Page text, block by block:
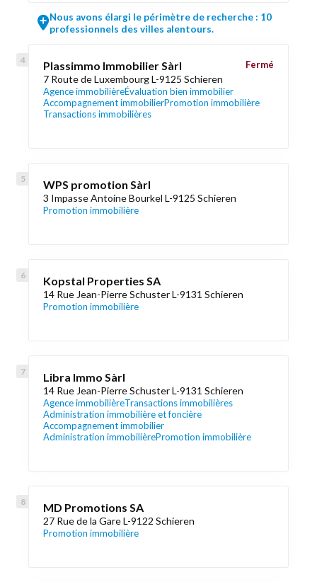
Nous avons élargi le périmètre de recherche : 10
professionnels des villes alentours.
Plassimmo Immobilier Sàrl
7 Route de Luxembourg L-9125 Schieren
Agence immobilièreÉvaluation bien immobilier
Accompagnement immobilierPromotion immobilière
Transactions immobilières
Fermé
WPS promotion Sàrl
3 Impasse Antoine Bourkel L-9125 Schieren
Promotion immobilière
Kopstal Properties SA
14 Rue Jean-Pierre Schuster L-9131 Schieren
Promotion immobilière
Libra Immo Sàrl
14 Rue Jean-Pierre Schuster L-9131 Schieren
Agence immobilièreTransactions immobilières
Administration immobilière et foncière
Accompagnement immobilier
Administration immobilièrePromotion immobilière
MD Promotions SA
27 Rue de la Gare L-9122 Schieren
Promotion immobilière